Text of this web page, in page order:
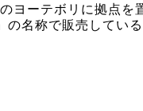
ヨーテボリに拠点
名称で販売している